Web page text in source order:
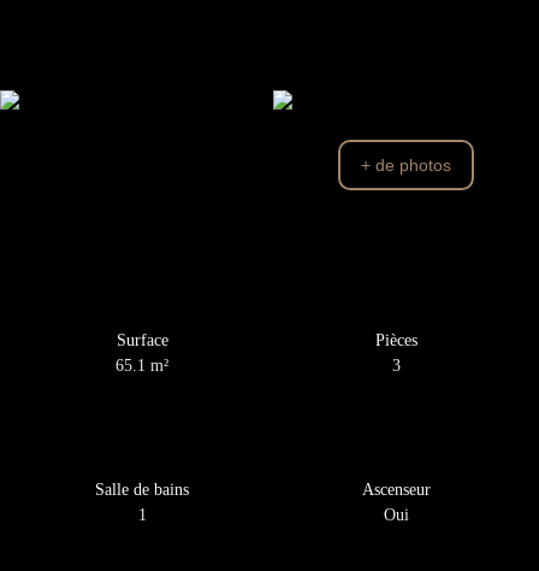
+ de photos
Surface
65.1m²
Pièces
3
Salle de bains
1
Ascenseur
Oui